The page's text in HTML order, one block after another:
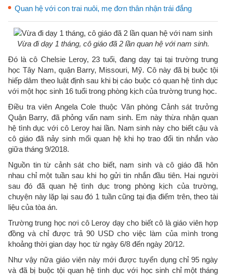
Quan hệ với con trai nuôi, mẹ đơn thân nhận trái đắng
Vừa đi dạy 1 tháng, cô giáo đã 2 lần quan hệ với nam sinh.
Đó là cô Chelsie Leroy, 23 tuổi, đang dạy tại tại trường trung
học Tây Nam, quận Barry, Missouri, Mỹ. Cô này đã bị buộc tội
hiếp dâm theo luật định sau khi bị cáo buộc có quan hệ tình dục
với một học sinh 16 tuổi trong phòng kịch của trường trung học.
Điều tra viên Angela Cole thuộc Văn phòng Cảnh sát trưởng
Quận Barry, đã phỏng vấn nam sinh. Em này thừa nhận quan
hệ tình dục với cô Leroy hai lần. Nam sinh này cho biết cậu và
cô giáo đã nảy sinh mối quan hệ khi họ trao đổi tin nhắn vào
giữa tháng 9/2018.
Nguồn tin từ cảnh sát cho biết, nam sinh và cô giáo đã hôn
nhau chỉ một tuần sau khi họ gửi tin nhắn đầu tiên. Hai người
sau đó đã quan hệ tình dục trong phòng kịch của trường,
chuyện này lặp lại sau đó 1 tuần cũng tại địa điểm trên, theo tài
liệu của tòa án.
Trường trung học nơi cô Leroy dạy cho biết cô là giáo viên hợp
đồng và chỉ được trả 90 USD cho việc làm của mình trong
khoảng thời gian dạy học từ ngày 6/8 đến ngày 20/12.
Như vậy nữa giáo viên này mới được tuyển dụng chỉ 95 ngày
và đã bị buộc tội quan hệ tình dục với học sinh chỉ một tháng